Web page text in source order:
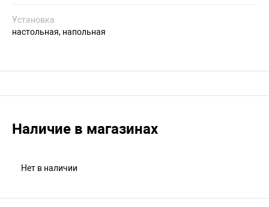
Установка
настольная, напольная
Наличие в магазинах
Нет в наличии